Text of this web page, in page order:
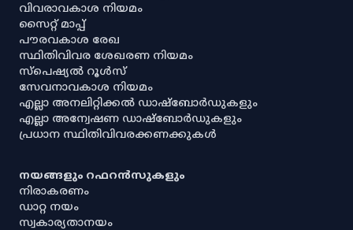
വിവരാവകാശ നിയമം
സൈറ്റ് മാപ്പ്
പൗരവകാശ രേഖ
സ്ഥിതിവിവര ശേഖരണ നിയമം
സ്‌പെഷ്യൽ റൂൾസ്
സേവനാവകാശ നിയമം
എല്ലാ അനലിറ്റിക്കൽ ഡാഷ്‌ബോർഡുകളും
എല്ലാ അന്വേഷണ ഡാഷ്‌ബോർഡുകളും
പ്രധാന സ്ഥിതിവിവരക്കണക്കുകൾ
നയങ്ങളും റഫറൻസുകളും
നിരാകരണം
ഡാറ്റ നയം
സ്വകാര്യതാനയം